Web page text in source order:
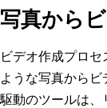
写真から
ビデオ作成プロ
ような写真から
駆動のツールは、